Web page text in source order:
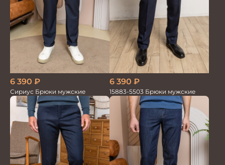
6 390 ₽
Сириус Брюки мужские
6 390 ₽
15883-5503 Брюки мужские